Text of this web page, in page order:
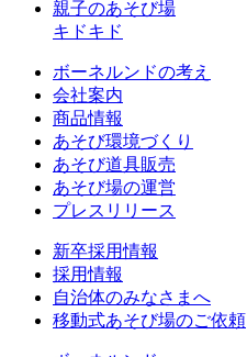
親子のあそび場
キドキド
ボーネルンドの考え
会社案内
商品情報
あそび環境づくり
あそび道具販売
あそび場の運営
プレスリリース
新卒採用情報
採用情報
自治体のみなさまへ
移動式あそび場のご依頼